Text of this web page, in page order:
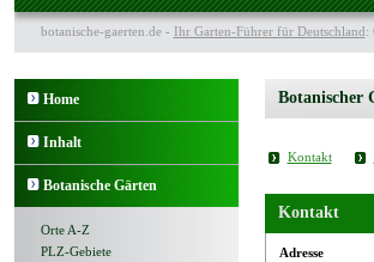
botanische-gaerten.de - Ihr Garten-Führer für Deutschland:
Home
Inhalt
Botanische Gärten
Orte A-Z
PLZ-Gebiete
Botanischer
Kontakt
Kontakt
Adresse